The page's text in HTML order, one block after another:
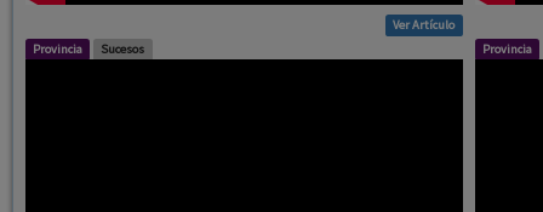
Ver Artículo
Provincia Sucesos Provincia